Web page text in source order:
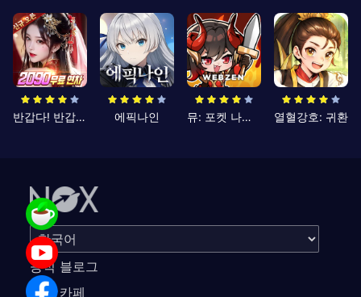
반갑다! 반갑삼국지 에픽나인 뮤: 포켓 나이츠 열혈강호: 귀환
공식 블로그
공식 카페